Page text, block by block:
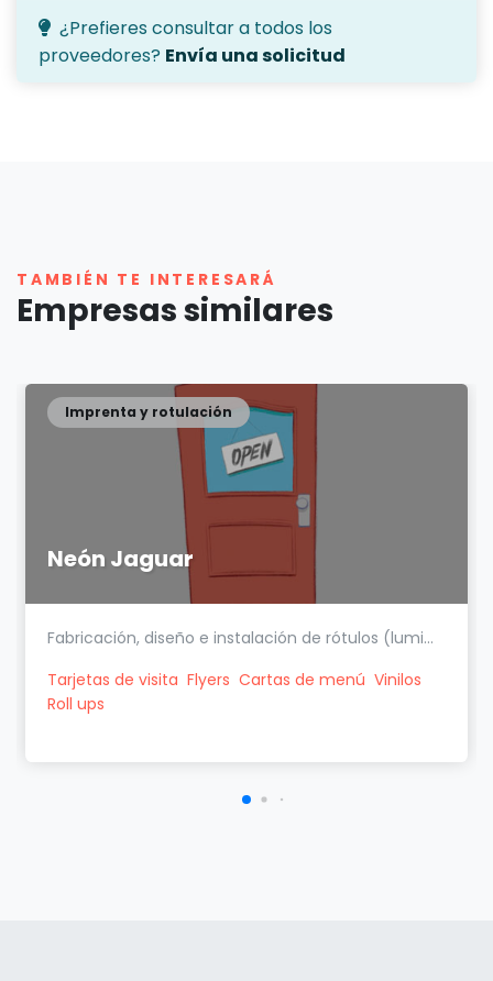
¿Prefieres consultar a todos los
proveedores? Envía una solicitud
TAMBIÉN TE INTERESARÁ
Empresas similares
Neón Jaguar
Imprenta y rotulación
Fabricación, diseño e instalación de rótulos (lumi...
Tarjetas de visita Flyers Cartas de menú Vinilos
Roll ups